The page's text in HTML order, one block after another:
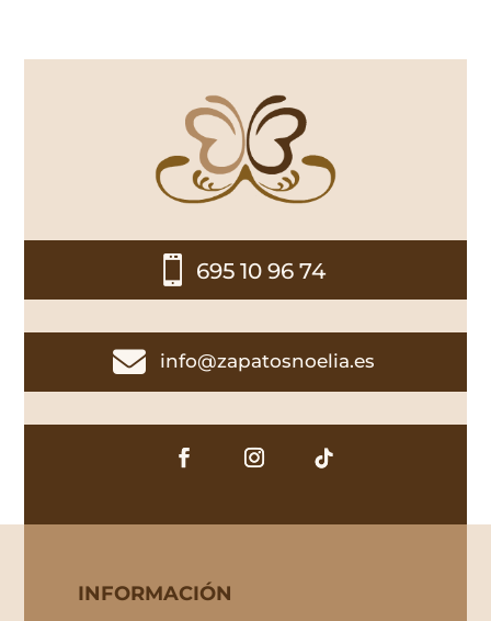
 695 10 96 74
 info@zapatosnoelia.es
INFORMACIÓN